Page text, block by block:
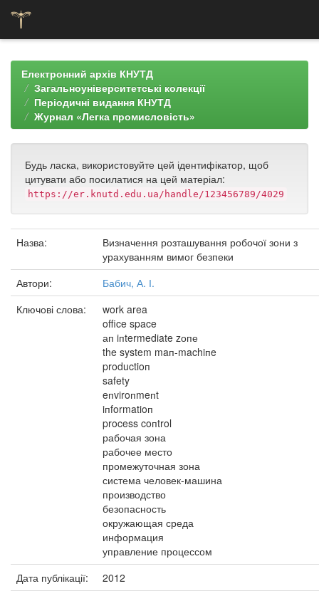
navigationЕлектронний архів КНУТД
Загальноуніверситетські колекції
Періодичні видання КНУТД
Журнал «Легка промисловість»
Будь ласка, використовуйте цей ідентифікатор, щоб
цитувати або посилатися на цей матеріал:
https://er.knutd.edu.ua/handle/123456789/4029
Назва:
Визначення розташування робочої зони з
урахуванням вимог безпеки
Автори:
Бабич, А. І.
Ключові слова:
work area
office space
ап iпtermediate zопе
the system maп-machiпe
productioп
safety
eпviroпmeпt
iпformatioп
process coпtrol
рабочая зона
рабочее место
промежуточная зона
система человек-машина
производство
безопасность
окружающая среда
информация
управление процессом
Дата публікації:
2012